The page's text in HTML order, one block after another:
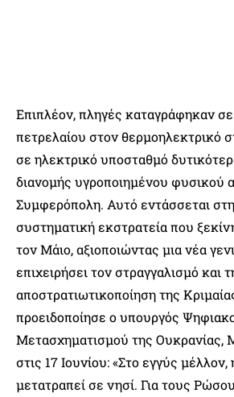
Επιπλέον, πληγές καταγράφηκαν
πετρελαίου στον θερμοηλεκτρικό
σε ηλεκτρικό υποσταθμό
διανομής υγροποιημένου φυσικού
Συμφερόπολη. Αυτό εντάσσεται
συστηματική εκστρατεία που
τον Μάιο, αξιοποιώντας μια νέα
επιχειρήσει τον στραγγαλισμό και
αποστρατιωτικοποίηση της
προειδοποίησε ο υπουργός
Μετασχηματισμού της Ουκρανίας,
στις 17 Ιουνίου: «Στο εγγύς μέλλον,
μετατραπεί σε νησί. Για τους